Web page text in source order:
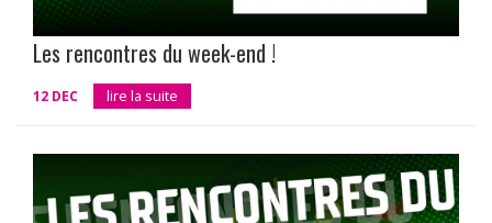
Les rencontres du week-end !
12 DEC lire la suite